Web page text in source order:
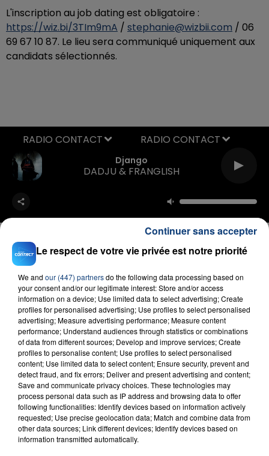
L'inscription au job dating est obligatoire :
https://wiz.bi/3TIm9mA / stephanie@wizbii.com / 06
69 67 10 87. Le lieu sera communiqué uniquement aux
candidats sélectionnés.
Django
DADJU & FRANGLISH
RADIO CONTACT
FIL D'ACTU
23 juillet 2026
INCENDIE MORTEL À LENS : UNE FEMME ET
SON BÉBÉ ENTRE LA VIE ET LA...
Un homme s'est immolé par le feu après avoir
Le respect de votre vie privée est notre priorité
We and our (447) partnersdo the following data processing based on
your consent and/or our legitimate interest: Store and/or access
information on a device; Use limited data to select advertising; Create
profiles for personalised advertising; Use profiles to select personalised
advertising; Measure advertising performance; Measure content
performance; Understand audiences through statistics or combinations
of data from different sources; Develop and improve services; Create
profiles to personalise content; Use profiles to select personalised
content; Use limited data to select content; Ensure security, prevent and
detect fraud, and fix errors; Deliver and present advertising and content;
Save and communicate privacy choices. These technologies may
process personal data such as IP address and browsing data to offer
following functionalities: Identify devices based on information actively
requested; Use precise geolocation data; Match and combine data from
other data sources; Link different devices; Identify devices based on
information transmitted automatically.
Continuer sans accepter